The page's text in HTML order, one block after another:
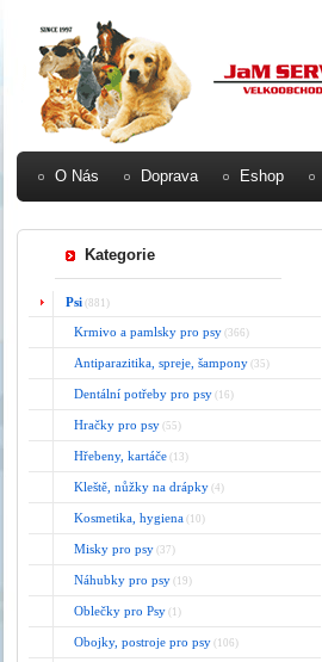
O Nás Doprava Eshop
Kategorie
Psi (881)
Krmivo a pamlsky pro psy (366)
Antiparazitika, spreje, šampony (35)
Dentální potřeby pro psy (16)
Hračky pro psy (55)
Hřebeny, kartáče (13)
Kleště, nůžky na drápky (4)
Kosmetika, hygiena (10)
Misky pro psy (37)
Náhubky pro psy (19)
Oblečky pro Psy (1)
Obojky, postroje pro psy (106)